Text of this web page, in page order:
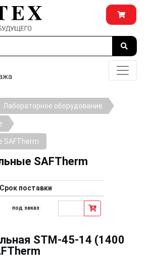
Лабораторное оборудование
SAFTherm
SAFTherm
Срок поставки
под заказ
STM-45-14 (1400